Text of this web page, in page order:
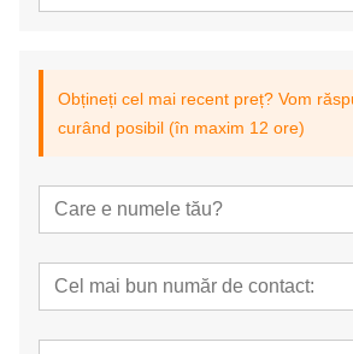
Obțineți cel mai recent preț? Vom
curând posibil (în maxim 12 ore)